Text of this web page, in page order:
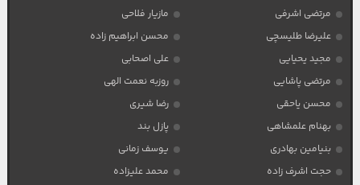
مرتضی اشرفی
مازیار فلاحی
علیرضا طلیسچی
محسن ابراهیم زاده
مجید یحیایی
علی اصحابی
مرتضی پاشایی
روزبه نعمت الهی
محسن یاحقی
رضا شیری
بهنام علمشاهی
پازل بند
بنیامین بهادری
یوسف زمانی
حجت اشرف زاده
محمد علیزاده